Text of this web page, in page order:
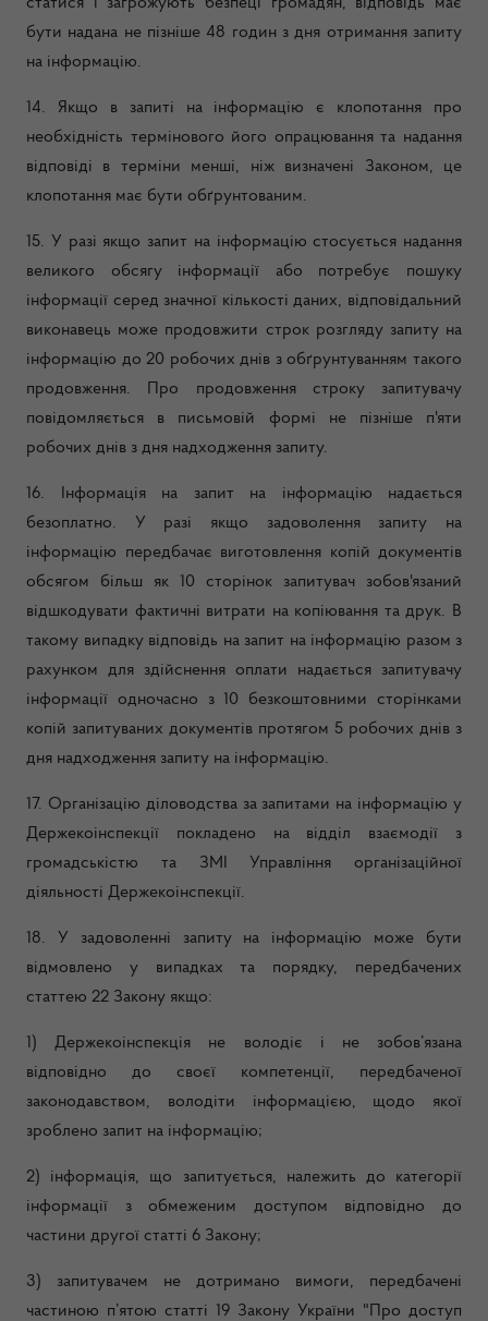
бути надана не пізніше 48 годин з дня отримання запиту
на інформацію.
14. Якщо в запиті на інформацію є клопотання про
необхідність термінового його опрацювання та надання
відповіді в терміни менші, ніж визначені Законом, це
клопотання має бути обґрунтованим.
15. У разі якщо запит на інформацію стосується надання
великого обсягу інформації або потребує пошуку
інформації серед значної кількості даних, відповідальний
виконавець може продовжити строк розгляду запиту на
інформацію до 20 робочих днів з обґрунтуванням такого
продовження. Про продовження строку запитувачу
повідомляється в письмовій формі не пізніше п'яти
робочих днів з дня надходження запиту.
16. Інформація на запит на інформацію надається
безоплатно. У разі якщо задоволення запиту на
інформацію передбачає виготовлення копій документів
обсягом більш як 10 сторінок запитувач зобов'язаний
відшкодувати фактичні витрати на копіювання та друк. В
такому випадку відповідь на запит на інформацію разом з
рахунком для здійснення оплати надається запитувачу
інформації одночасно з 10 безкоштовними сторінками
копій запитуваних документів протягом 5 робочих днів з
дня надходження запиту на інформацію.
17. Організацію діловодства за запитами на інформацію у
Держекоінспекції покладено на відділ взаємодії з
громадськістю та ЗМІ Управління організаційної
діяльності Держекоінспекції.
18. У задоволенні запиту на інформацію може бути
відмовлено у випадках та порядку, передбачених
статтею 22 Закону якщо:
1) Держекоінспекція не володіє і не зобов’язана
відповідно до своєї компетенції, передбаченої
законодавством, володіти інформацією, щодо якої
зроблено запит на інформацію;
2) інформація, що запитується, належить до категорії
інформації з обмеженим доступом відповідно до
частини другої статті 6 Закону;
3) запитувачем не дотримано вимоги, передбачені
частиною п’ятою статті 19 Закону України "Про доступ